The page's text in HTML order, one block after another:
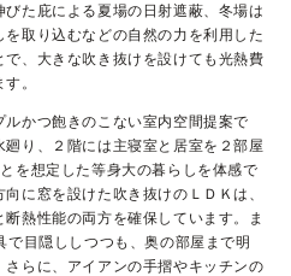
た庇による夏場の日射遮蔽、冬場は
取り込むなどの自然の力を利用した
、大きな吹き抜けを設けても光熱費
。
かつ飽きのこない室内空間提案で
り、２階には主寝室と居室を２部屋
を想定した等身大の暮らしを体感で
に窓を設けた吹き抜けのＬＤＫは、
熱性能の両方を確保しています。ま
目隠ししつつも、奥の部屋まで明
らに、アイアンの手摺やキッチンの